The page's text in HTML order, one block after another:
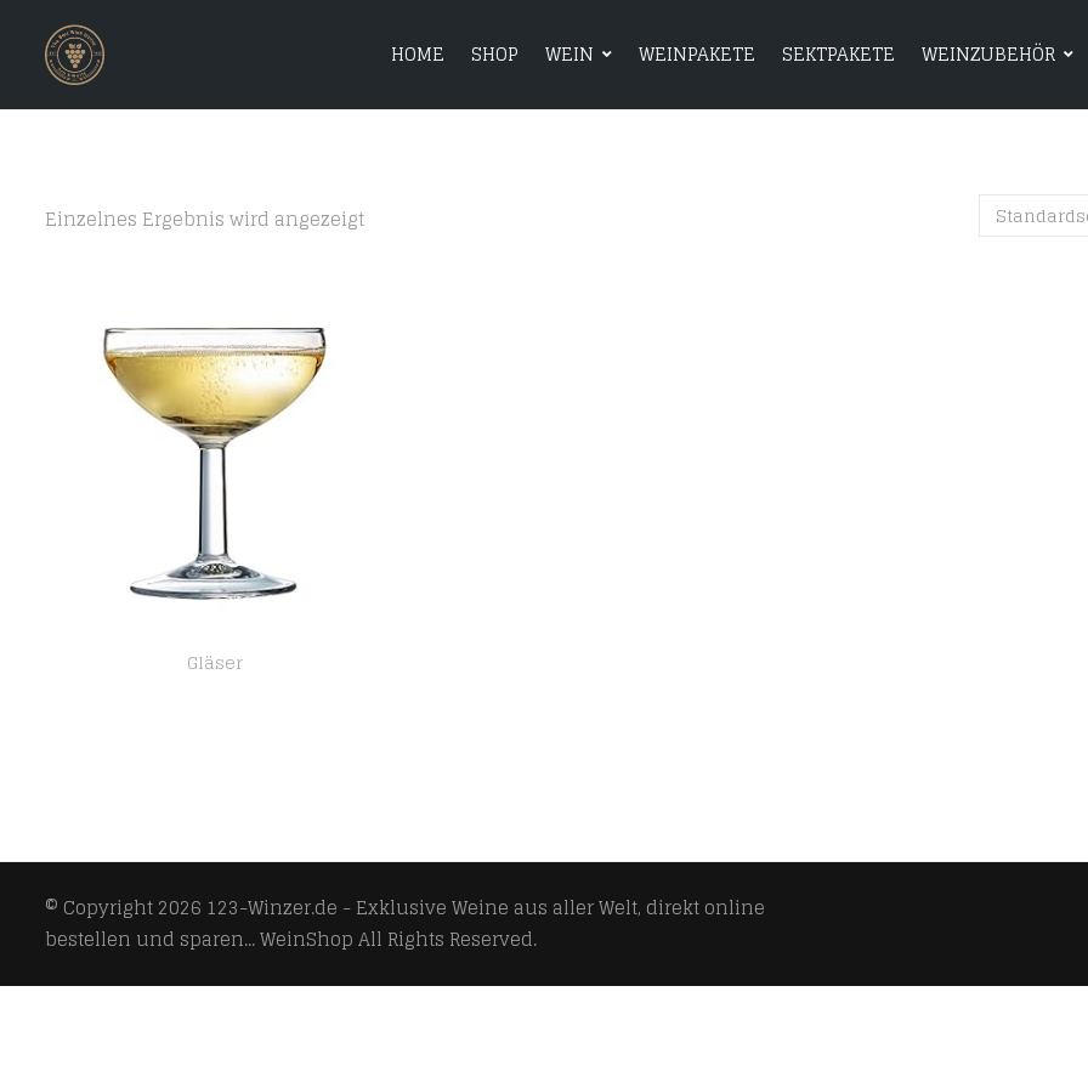
HOME SHOP WEIN WEINPAKETE SEKTPAKETE WEINZUBEHÖR
HOME SHOP WEIN WEINPAKETE
Einzelnes Ergebnis wird angezeigt
Gläser
© Copyright 2026 123-Winzer.de - Exklusive Weine aus aller Welt, direkt online
bestellen und sparen... WeinShopAll Rights Reserved.